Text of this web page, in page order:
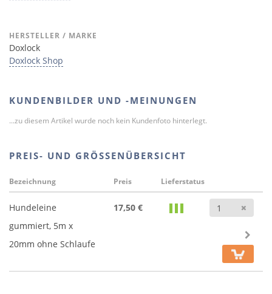
HERSTELLER / MARKE
Doxlock
Doxlock Shop
KUNDENBILDER UND -MEINUNGEN
...zu diesem Artikel wurde noch kein Kundenfoto hinterlegt.
PREIS- UND GRÖSSENÜBERSICHT
Bezeichnung Preis Lieferstatus
Hundeleine
gummiert, 5m x
20mm ohne Schlaufe
17,50 €